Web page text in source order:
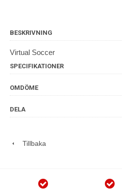
BESKRIVNING
Virtual Soccer
SPECIFIKATIONER
OMDÖME
DELA
Tillbaka